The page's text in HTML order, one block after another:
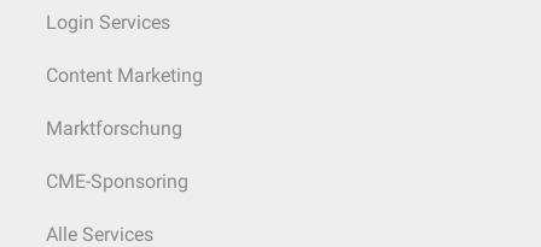
Login Services
Content Marketing
Marktforschung
CME-Sponsoring
Alle Services